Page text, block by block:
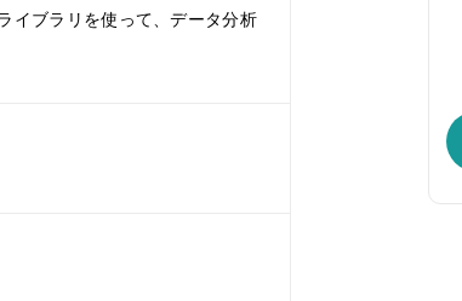
イブラリを使って、データ分析